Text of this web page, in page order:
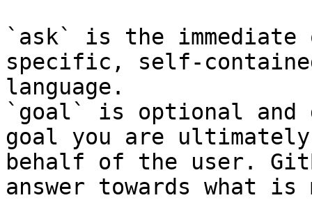
`ask` is the
specific, self-
language.
`goal` is optional and
goal you are
behalf of the user.
answer towards what